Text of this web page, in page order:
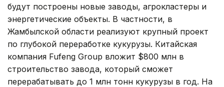
будут построены новые заводы, агрокластеры и
энергетические объекты. В частности, в
Жамбылской области реализуют крупный проект
по глубокой переработке кукурузы. Китайская
компания Fufeng Group вложит $800 млн в
строительство завода, который сможет
перерабатывать до 1 млн тонн кукурузы в год. На